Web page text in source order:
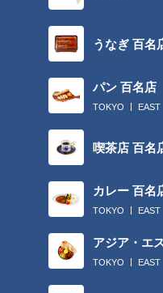
うなぎ 百名
パン 百名店
TOKYO EAST
喫茶店 百名
カレー 百名
TOKYO EAST
アジア・エ
TOKYO EAST